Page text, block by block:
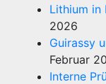
Lithium in
2026
Guirassy
Februar
Interne